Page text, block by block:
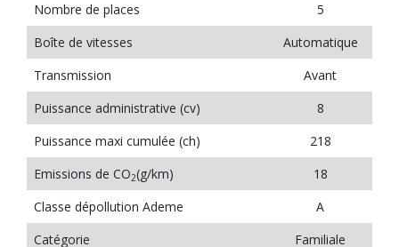
Nombre de places
5
Boîte de vitesses
Automatique
Transmission
Avant
Puissance administrative (cv)
8
Puissance maxi cumulée (ch)
218
Emissions de CO2(g/km)
18
Classe dépollution Ademe
A
Catégorie
Familiale